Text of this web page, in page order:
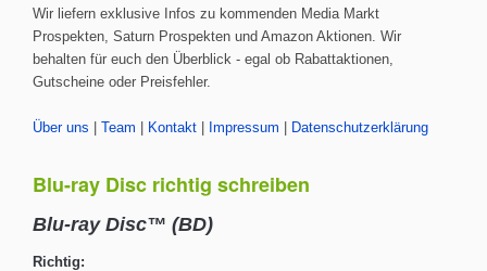
Wir liefern exklusive Infos zu kommenden Media Markt
Prospekten, Saturn Prospekten und Amazon Aktionen. Wir
behalten für euch den Überblick - egal ob Rabattaktionen,
Gutscheine oder Preisfehler.
Über uns Team Kontakt Impressum Datenschutzerklärung
Blu-ray Disc richtig schreiben
Blu-ray Disc™ (BD)
Richtig: